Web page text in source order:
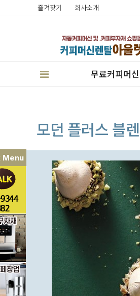
즐겨찾기 회사소개
무료커피머
캔시머실
Menu
모던 플러스 블